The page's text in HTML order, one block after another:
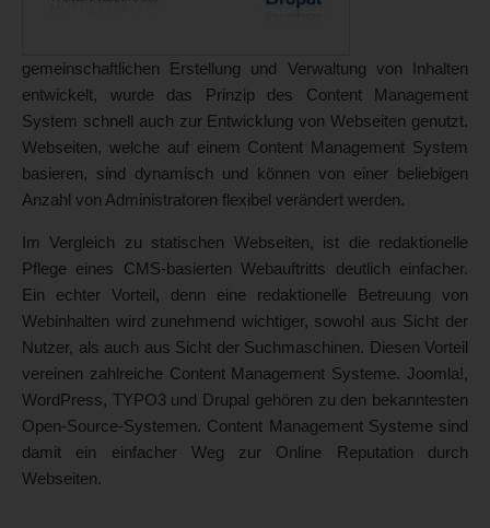
gemeinschaftlichen Erstellung und Verwaltung von Inhalten
entwickelt, wurde das Prinzip des Content Management
System schnell auch zur Entwicklung von Webseiten genutzt.
Webseiten, welche auf einem Content Management System
basieren, sind dynamisch und können von einer beliebigen
Anzahl von Administratoren flexibel verändert werden.
Im Vergleich zu statischen Webseiten, ist die redaktionelle
Pflege eines CMS-basierten Webauftritts deutlich einfacher.
Ein echter Vorteil, denn eine redaktionelle Betreuung von
Webinhalten wird zunehmend wichtiger, sowohl aus Sicht der
Nutzer, als auch aus Sicht der Suchmaschinen. Diesen Vorteil
vereinen zahlreiche Content Management Systeme. Joomla!,
WordPress, TYPO3 und Drupal gehören zu den bekanntesten
Open-Source-Systemen. Content Management Systeme sind
damit ein einfacher Weg zur Online Reputation durch
Webseiten.